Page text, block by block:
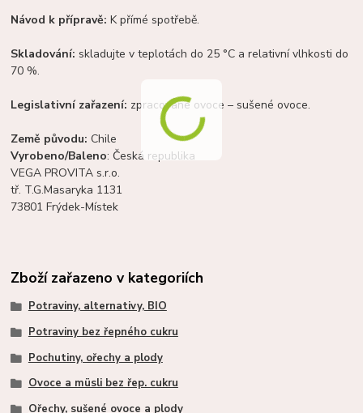
Návod k přípravě:K přímé spotřebě.
Skladování: skladujte v teplotách do 25 °C a relativní vlhkosti do
70 %.
Legislativní zařazení: zpracované ovoce – sušené ovoce.
Země původu: Chile
Vyrobeno/Baleno: Česká republika
VEGA PROVITA s.r.o.
tř. T.G.Masaryka 1131
73801 Frýdek-Místek
Zboží zařazeno v kategoriích
Potraviny, alternativy, BIO
Potraviny bez řepného cukru
Pochutiny, ořechy a plody
Ovoce a müsli bez řep. cukru
Ořechy, sušené ovoce a plody